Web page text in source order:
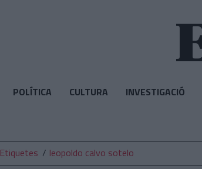
POLÍTICA CULTURA INVESTIGACIÓ
Etiquetes leopoldo calvo sotelo